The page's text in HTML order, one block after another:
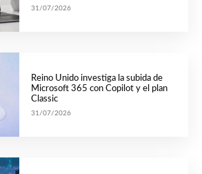
31/07/2026
Reino Unido investiga la subida de
Microsoft 365 con Copilot y el plan
Classic
31/07/2026